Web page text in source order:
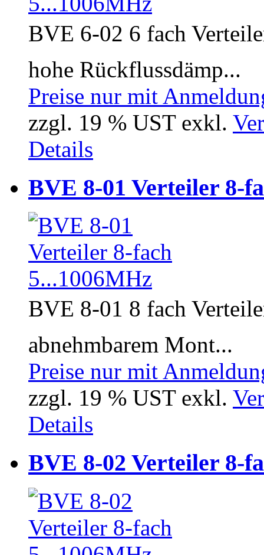
BVE 6-02 6 fach
hohe Rückflussdämp...
Preise nur mit
zzgl. 19 % UST exkl.
Details
BVE 8-01 Verteiler 8-
BVE 8-01 8 fach
abnehmbarem Mont...
Preise nur mit
zzgl. 19 % UST exkl.
Details
BVE 8-02 Verteiler 8-